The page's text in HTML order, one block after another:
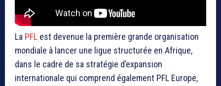
La PFL est devenue la première grande organisation
mondiale à lancer une ligue structurée en Afrique,
dans le cadre de sa stratégie d’expansion
internationale qui comprend également PFL Europe,